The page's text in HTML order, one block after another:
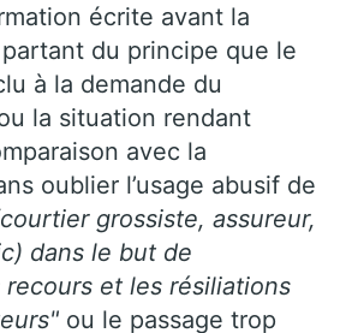
écrite avant la
du principe que le
à la demande du
la situation rendant
avec la
oublier l’usage abusif de
grossiste, assureur,
dans le but de
et les résiliations
ou le passage trop